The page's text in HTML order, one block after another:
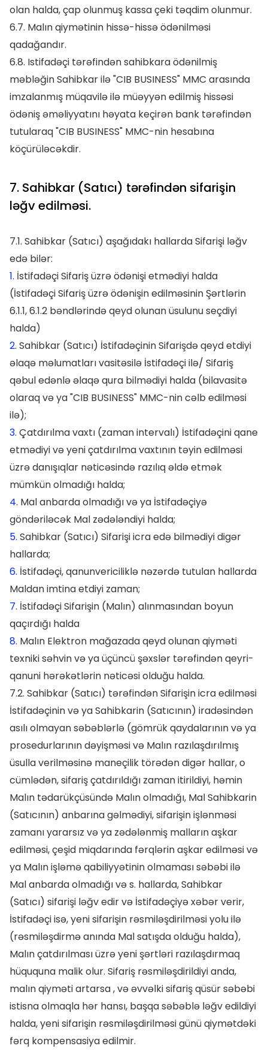
olan halda, çap olunmuş kassa çeki təqdim olunmur.
6.7. Malın qiymətinin hissə-hissə ödənilməsi
qadağandır.
6.8. Istifadəçi tərəfindən sahibkara ödənilmiş
məbləğin Sahibkar ilə "CIB BUSINESS" MMC arasında
imzalanmış müqavilə ilə müəyyən edilmiş hissəsi
ödəniş əməliyyatını həyata keçirən bank tərəfindən
tutularaq "CIB BUSINESS" MMC-nin hesabına
köçürüləcəkdir.
7. Sahibkar (Satıcı) tərəfindən sifarişin
ləğv edilməsi.
7.1. Sahibkar (Satıcı) aşağıdakı hallarda Sifarişi ləğv
edə bilər:
1. İstifadəçi Sifariş üzrə ödənişi etmədiyi halda
(İstifadəçi Sifariş üzrə ödənişin edilməsinin Şərtlərin
6.1.1, 6.1.2 bəndlərində qeyd olunan üsulunu seçdiyi
halda)
2. Sahibkar (Satıcı) İstifadəçinin Sifarişdə qeyd etdiyi
əlaqə məlumatları vasitəsilə İstifadəçi ilə/ Sifariş
qəbul edənlə əlaqə qura bilmədiyi halda (bilavasitə
olaraq və ya "CIB BUSINESS" MMC-nin cəlb edilməsi
ilə);
3. Çatdırılma vaxtı (zaman intervalı) İstifadəçini qane
etmədiyi və yeni çatdırılma vaxtının təyin edilməsi
üzrə danışıqlar nəticəsində razılıq əldə etmək
mümkün olmadığı halda;
4. Mal anbarda olmadığı və ya İstifadəçiyə
göndəriləcək Mal zədələndiyi halda;
5. Sahibkar (Satıcı) Sifarişi icra edə bilmədiyi digər
hallarda;
6. İstifadəçi, qanunvericiliklə nəzərdə tutulan hallarda
Maldan imtina etdiyi zaman;
7. İstifadəçi Sifarişin (Malın) alınmasından boyun
qaçırdığı halda
8. Malın Elektron mağazada qeyd olunan qiyməti
texniki səhvin və ya üçüncü şəxslər tərəfindən qeyri-
qanuni hərəkətlərin nəticəsi olduğu halda.
7.2. Sahibkar (Satıcı) tərəfindən Sifarişin icra edilməsi
İstifadəçinin və ya Sahibkarin (Satıcının) iradəsindən
asılı olmayan səbəblərlə (gömrük qaydalarının və ya
prosedurlarının dəyişməsi və Malın razılaşdırılmış
üsulla verilməsinə maneçilik törədən digər hallar, o
cümlədən, sifariş çatdırıldığı zaman itirildiyi, həmin
Malın tədarükçüsündə Malın olmadığı, Mal Sahibkarin
(Satıcının) anbarına gəlmədiyi, sifarişin işlənməsi
zamanı yararsız və ya zədələnmiş malların aşkar
edilməsi, çeşid miqdarında fərqlərin aşkar edilməsi və
ya Malın işləmə qabiliyyətinin olmaması səbəbi ilə
Mal anbarda olmadığı və s. hallarda, Sahibkar
(Satıcı) sifarişi ləğv edir və İstifadəçiyə xəbər verir,
İstifadəçi isə, yeni sifarişin rəsmiləşdirilməsi yolu ilə
(rəsmiləşdirmə anında Mal satışda olduğu halda),
Malın çatdırılması üzrə yeni şərtləri razılaşdırmaq
hüququna malik olur. Sifariş rəsmiləşdirildiyi anda,
malın qiyməti artarsa , və əvvəlki sifariş qüsür səbəbi
istisna olmaqla hər hansı, başqa səbəblə ləğv edildiyi
halda, yeni sifarişin rəsmiləşdirilməsi günü qiymətdəki
fərq kompensasiya edilmir.